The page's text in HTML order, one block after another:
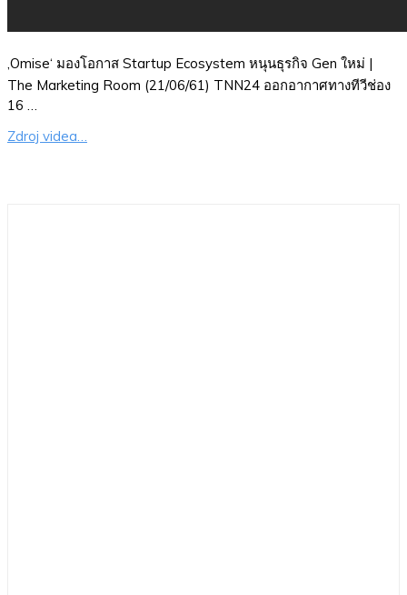
‚Omise‘ มองโอกาส Startup Ecosystem หนุนธุรกิจ Gen ใหม่ |
The Marketing Room (21/06/61) TNN24 ออกอากาศทางทีวีช่อง
16 …
Zdroj videa…